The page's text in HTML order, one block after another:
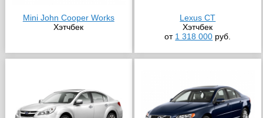
Mini John Cooper Works
Хэтчбек
Lexus CT
Хэтчбек
от 1 318 000 руб.